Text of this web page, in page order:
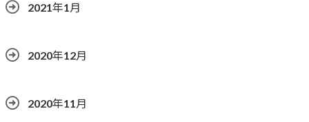
2021年1月
2020年12月
2020年11月